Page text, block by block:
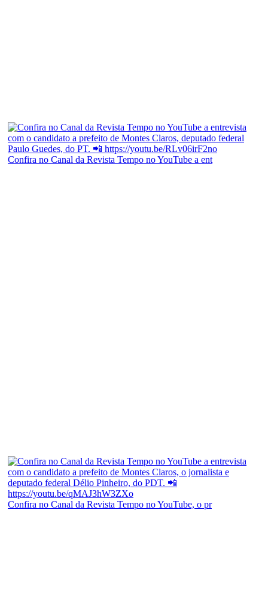
Confira no Canal da Revista Tempo no YouTube a ent
Confira no Canal da Revista Tempo no YouTube, o pr